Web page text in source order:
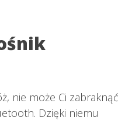
nie może Ci zabraknąć
Dzięki niemu